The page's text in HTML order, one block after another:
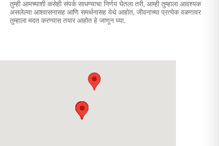
तुम्ही आमच्याशी कसेही संपर्क साधण्याचा निर्णय घेतला तरी, आम्ही तुम्हाला आवश्यक
असलेल्या आश्वासनासह आणि समर्थनासह येथे आहोत, जीवनाच्या प्रत्येक वळणावर
तुम्हाला मदत करण्यास तयार आहोत हे जाणून घ्या.